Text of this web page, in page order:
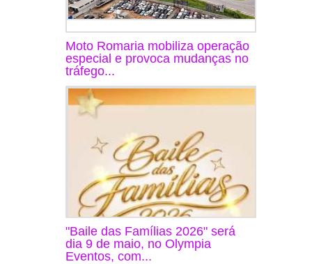
Moto Romaria mobiliza operação
especial e provoca mudanças no
tráfego...
"Baile das Famílias 2026" será
dia 9 de maio, no Olympia
Eventos, com...